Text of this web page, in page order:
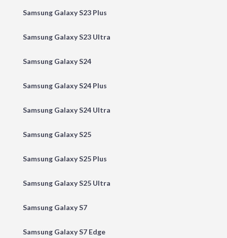
Samsung Galaxy S23 Plus
Samsung Galaxy S23 Ultra
Samsung Galaxy S24
Samsung Galaxy S24 Plus
Samsung Galaxy S24 Ultra
Samsung Galaxy S25
Samsung Galaxy S25 Plus
Samsung Galaxy S25 Ultra
Samsung Galaxy S7
Samsung Galaxy S7 Edge